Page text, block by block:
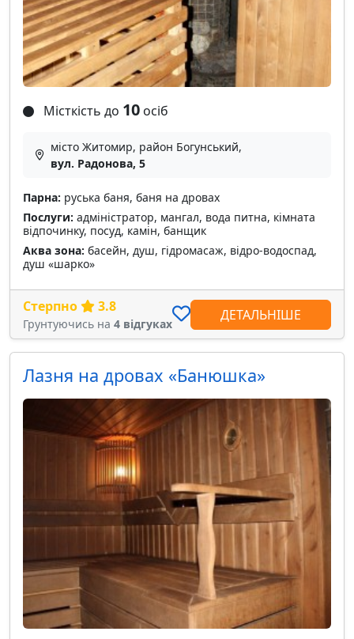
Місткість до 10 осіб
місто Житомир, район Богунський,
вул. Радонова, 5
Парна: руська баня, баня на дровах
Послуги: адміністратор, мангал, вода питна, кімната
відпочинку, посуд, камін, банщик
Аква зона: басейн, душ, гідромасаж, відро-водоспад,
душ «шарко»
Стерпно 3.8
Грунтуючись на 4 відгуках
ДЕТАЛЬНІШЕ
Лазня на дровах «Банюшка»